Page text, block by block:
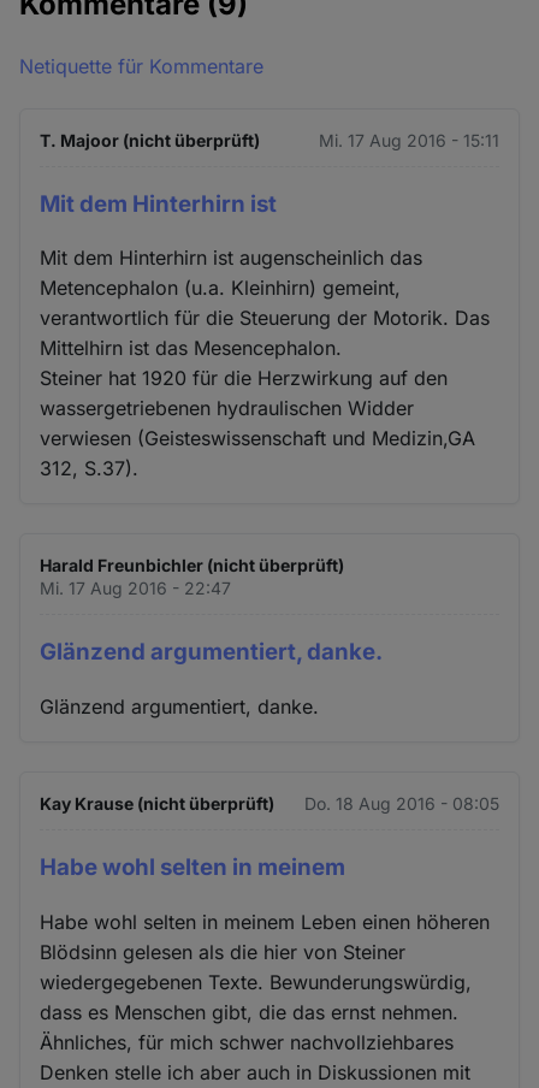
Netiquette für Kommentare
T. Majoor (nicht überprüft) Mi. 17 Aug 2016 - 15:11
Mit dem Hinterhirn ist
Mit dem Hinterhirn ist augenscheinlich das
Metencephalon (u.a. Kleinhirn) gemeint,
verantwortlich für die Steuerung der Motorik. Das
Mittelhirn ist das Mesencephalon.
Steiner hat 1920 für die Herzwirkung auf den
wassergetriebenen hydraulischen Widder
verwiesen (Geisteswissenschaft und Medizin,GA
312, S.37).
Harald Freunbichler (nicht überprüft)
Mi. 17 Aug 2016 - 22:47
Glänzend argumentiert, danke.
Glänzend argumentiert, danke.
Kay Krause (nicht überprüft) Do. 18 Aug 2016 - 08:05
Habe wohl selten in meinem
Habe wohl selten in meinem Leben einen höheren
Blödsinn gelesen als die hier von Steiner
wiedergegebenen Texte. Bewunderungswürdig,
dass es Menschen gibt, die das ernst nehmen.
Ähnliches, für mich schwer nachvollziehbares
Denken stelle ich aber auch in Diskussionen mit